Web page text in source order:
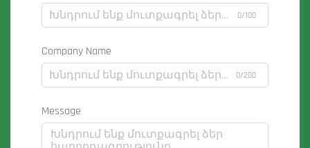
0/100
Company Name
0/200
Message